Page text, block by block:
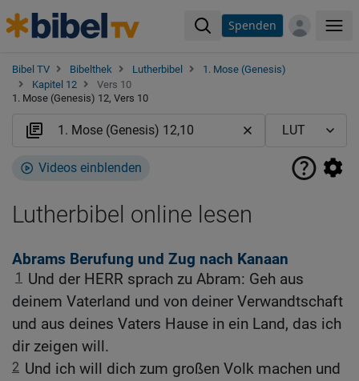
Spenden
Bibel TV Bibelthek Lutherbibel
1. Mose (Genesis)
Kapitel 12
Vers 10
1. Mose (Genesis) 12, Vers 10
Videos einblenden
Lutherbibel online lesen
Abrams Berufung und Zug nach Kanaan
1
Und der HERR sprach zu Abram: Geh aus
deinem Vaterland und von deiner Verwandtschaft
und aus deines Vaters Hause in ein Land, das ich
dir zeigen will.
2 Und ich will dich zum großen Volk machen und